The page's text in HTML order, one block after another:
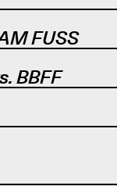
FUSS
BBFF